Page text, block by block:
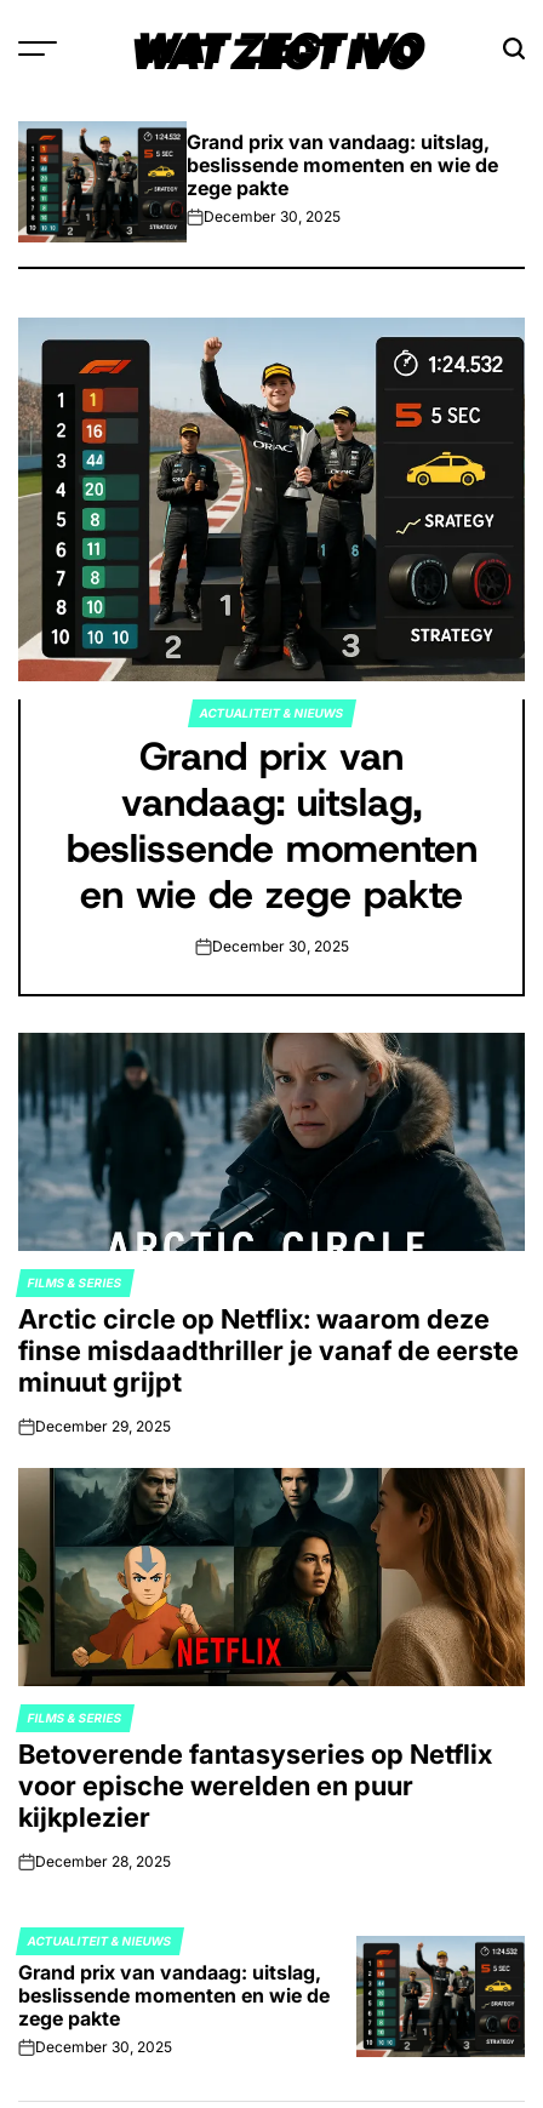
WAT ZEGT IVO
Grand prix van vandaag: uitslag,
beslissende momenten en wie de
zege pakte
onDecember 30, 2025
POSTED
ACTUALITEIT & NIEUWS
Grand prix van
vandaag: uitslag,
beslissende momenten
en wie de zege pakte
onDecember 30, 2025
POSTED
IN
FILMS & SERIES
Arctic circle op Netflix: waarom deze
finse misdaadthriller je vanaf de eerste
minuut grijpt
onDecember 29, 2025
POSTED
IN
FILMS & SERIES
Betoverende fantasyseries op Netflix
voor epische werelden en puur
kijkplezier
onDecember 28, 2025
POSTED
IN
ACTUALITEIT & NIEUWS
Grand prix van vandaag: uitslag,
beslissende momenten en wie de
zege pakte
onDecember 30, 2025